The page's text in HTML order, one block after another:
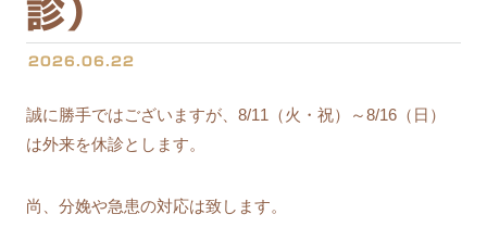
診）
2026.06.22
誠に勝手ではございますが、8/11（火・祝）～8/16（日）
は外来を休診とします。
尚、分娩や急患の対応は致します。